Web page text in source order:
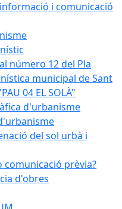
i comunicació
número 12 del Pla
municipal de Sant
04 EL SOLÀ"
d'urbanisme
del sol urbà i
comunicació prèvia?
d'obres